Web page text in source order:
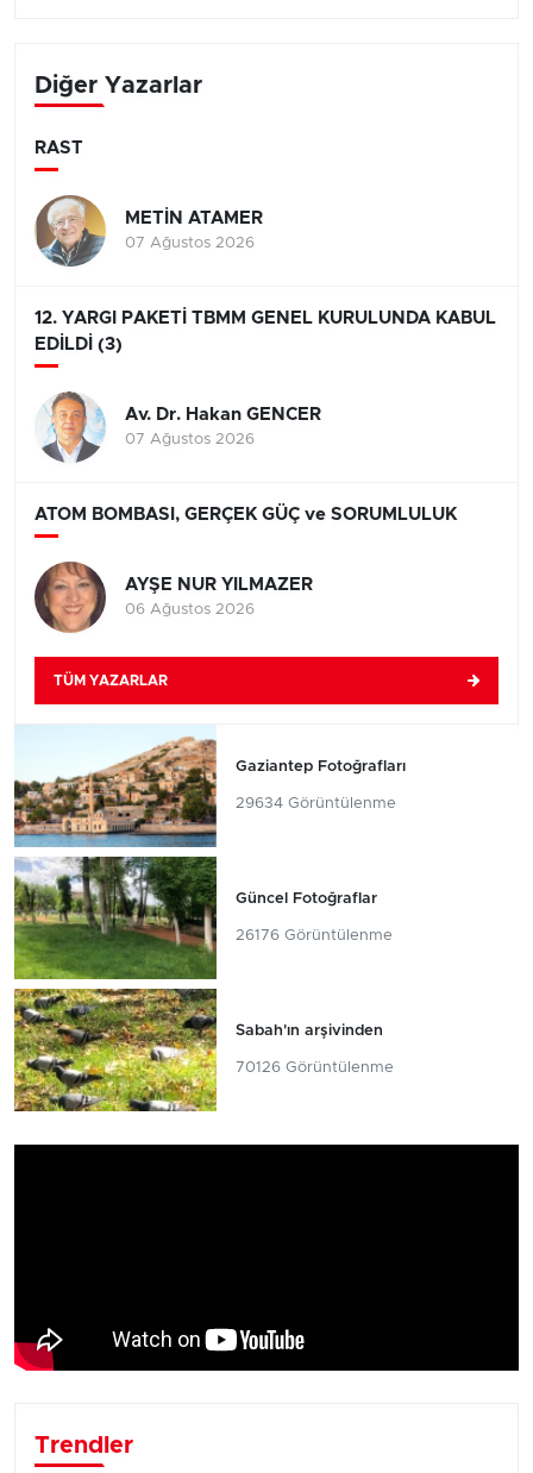
Diğer Yazarlar
RAST
METİN ATAMER
07 Ağustos 2026
12. YARGI PAKETİ TBMM GENEL KURULUNDA KABUL
EDİLDİ (3)
Av. Dr. Hakan GENCER
07 Ağustos 2026
ATOM BOMBASI, GERÇEK GÜÇ ve SORUMLULUK
AYŞE NUR YILMAZER
06 Ağustos 2026
TÜM YAZARLAR
Gaziantep Fotoğrafları
29634 Görüntülenme
Güncel Fotoğraflar
26176 Görüntülenme
Sabah'ın arşivinden
70126 Görüntülenme
Trendler